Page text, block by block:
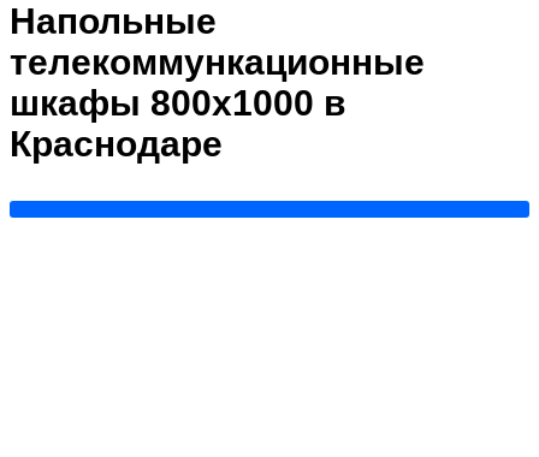
Напольные
телекоммункационные
шкафы 800х1000 в
Краснодаре